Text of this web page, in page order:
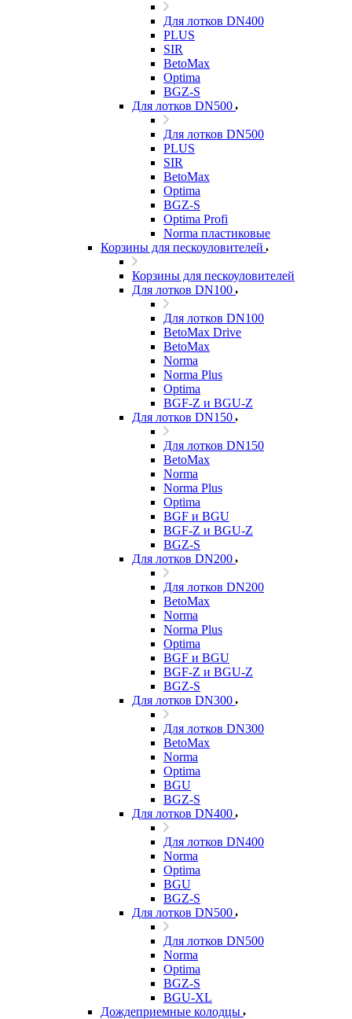
Для лотков DN400
PLUS
SIR
BetoMax
Optima
BGZ-S
Для лотков DN500
Для лотков DN500
PLUS
SIR
BetoMax
Optima
BGZ-S
Optima Profi
Norma пластиковые
Корзины для пескоуловителей
Корзины для пескоуловителей
Для лотков DN100
Для лотков DN100
BetoMax Drive
BetoMax
Norma
Norma Plus
Optima
BGF-Z и BGU-Z
Для лотков DN150
Для лотков DN150
BetoMax
Norma
Norma Plus
Optima
BGF и BGU
BGF-Z и BGU-Z
BGZ-S
Для лотков DN200
Для лотков DN200
BetoMax
Norma
Norma Plus
Optima
BGF и BGU
BGF-Z и BGU-Z
BGZ-S
Для лотков DN300
Для лотков DN300
BetoMax
Norma
Optima
BGU
BGZ-S
Для лотков DN400
Для лотков DN400
Norma
Optima
BGU
BGZ-S
Для лотков DN500
Для лотков DN500
Norma
Optima
BGZ-S
BGU-XL
Дождеприемные колодцы